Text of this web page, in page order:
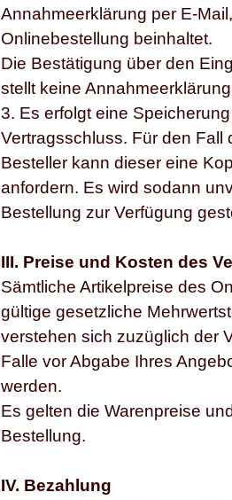
Annahmeerklärung per E-
Onlinebestellung beinhaltet.
Die Bestätigung über den
stellt keine
3. Es erfolgt eine
Vertragsschluss. Für den Fall
Besteller kann dieser eine
anfordern. Es wird sodann
Bestellung zur Verfügung
III. Preise und Kosten des
Sämtliche Artikelpreise des
gültige gesetzliche
verstehen sich zuzüglich der
Falle vor Abgabe Ihres
werden.
Es gelten die Warenpreise
Bestellung.
IV. Bezahlung